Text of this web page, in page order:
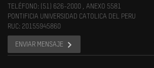
TELÉFONO: (51) 626-2000 , ANEXO 5581
PONTIFICIA UNIVERSIDAD CATOLICA DEL PERU
RUC: 20155945860
ENVIAR MENSAJE